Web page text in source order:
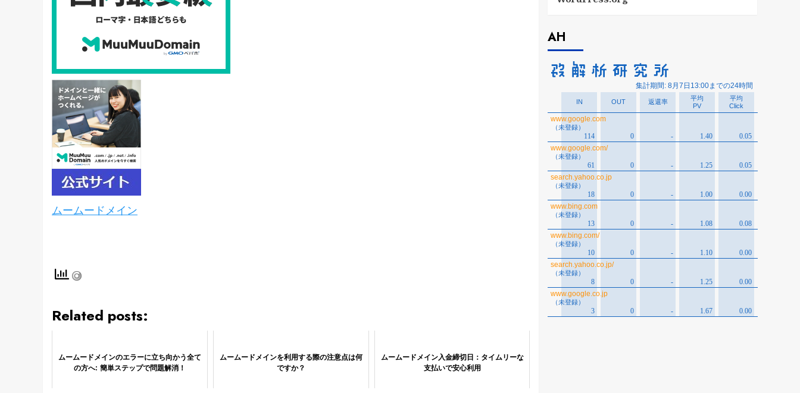
ムームードメイン
Related posts:
ムームードメインのエラーに立ち向かう全て
の方へ: 簡単ステップで問題解消！
ムームードメインを利用する際の注意点は何
ですか？
ムームードメイン入金締切日：タイムリーな
支払いで安心利用
AH